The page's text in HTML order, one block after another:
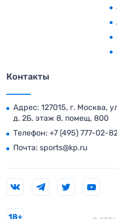
Контакты
Адрес: 127015, г. Москва,
д. 2Б, этаж 8, помещ. 800
Телефон: +7 (495) 777-02-
Почта: sports@kp.ru
18+